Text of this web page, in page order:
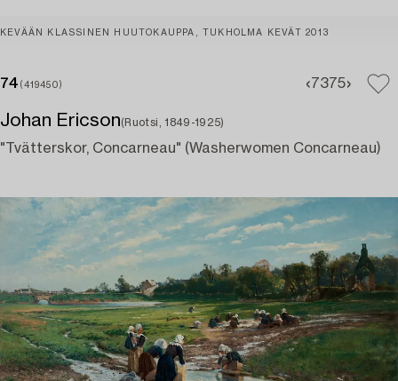
KEVÄÄN KLASSINEN HUUTOKAUPPA, TUKHOLMA KEVÄT 2013
74 (419450) 7375
Johan Ericson(Ruotsi, 1849-1925)
"Tvätterskor, Concarneau" (Washerwomen Concarneau)